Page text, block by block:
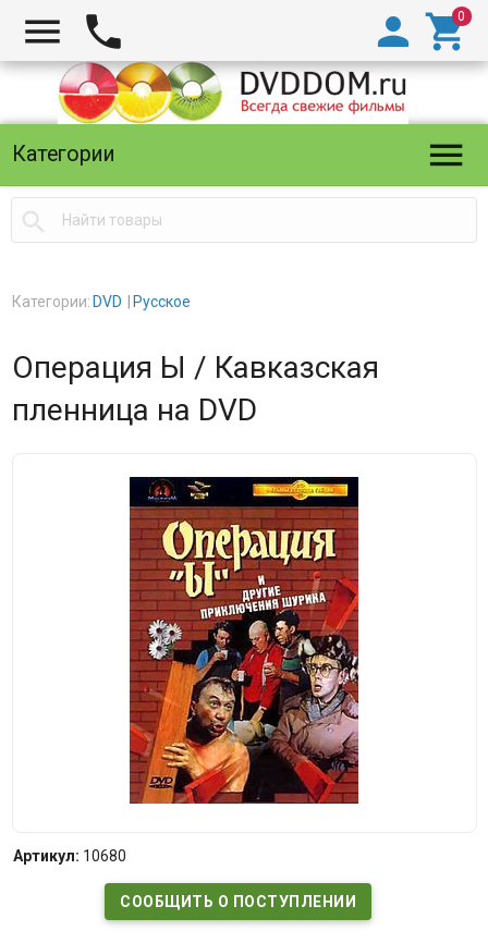
  

Категории 

Категории: DVD Русское
Операция Ы / Кавказская
пленница на DVD
Артикул: 10680
СООБЩИТЬ О ПОСТУПЛЕНИИ